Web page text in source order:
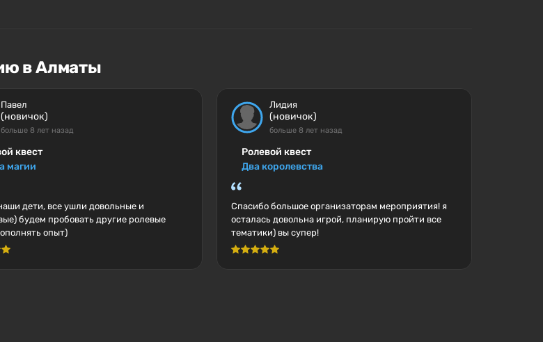
в Алматы
Павел
(новичок)
больше 8 лет назад
квест
магии
дети, все ушли довольные и
будем пробовать другие ролевые
опыт)
Лидия
(новичок)
больше 8 лет назад
Ролевой квест
Два королевства
Спасибо большое организаторам мероприятия! я
осталась довольна игрой, планирую пройти все
тематики) вы супер!